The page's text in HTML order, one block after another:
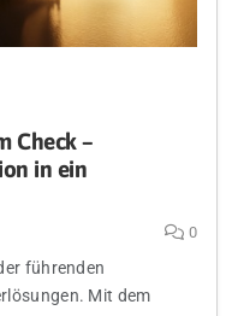
Check –
in ein
0
führenden
Mit dem